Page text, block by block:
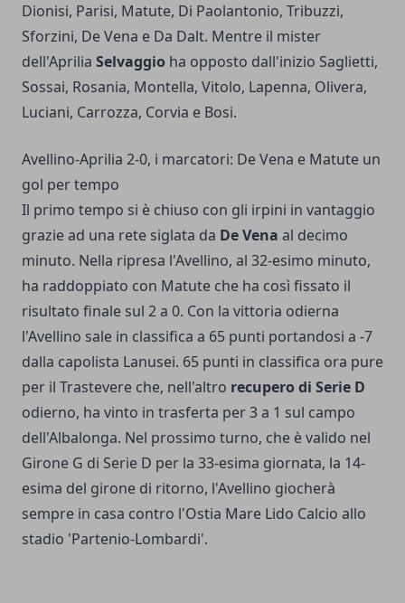
Dionisi, Parisi, Matute, Di Paolantonio, Tribuzzi,
Sforzini, De Vena e Da Dalt. Mentre il mister
dell'Aprilia Selvaggio ha opposto dall'inizio Saglietti,
Sossai, Rosania, Montella, Vitolo, Lapenna, Olivera,
Luciani, Carrozza, Corvia e Bosi.
Avellino-Aprilia 2-0, i marcatori: De Vena e Matute un
gol per tempo
Il primo tempo si è chiuso con gli irpini in vantaggio
grazie ad una rete siglata da De Vena al decimo
minuto. Nella ripresa l'Avellino, al 32-esimo minuto,
ha raddoppiato con Matute che ha così fissato il
risultato finale sul 2 a 0. Con la vittoria odierna
l'Avellino sale in classifica a 65 punti portandosi a -7
dalla capolista Lanusei. 65 punti in classifica ora pure
per il Trastevere che, nell'altro recupero di Serie D
odierno, ha vinto in trasferta per 3 a 1 sul campo
dell'Albalonga. Nel prossimo turno, che è valido nel
Girone G di Serie D per la 33-esima giornata, la 14-
esima del girone di ritorno, l'Avellino giocherà
sempre in casa contro l'Ostia Mare Lido Calcio allo
stadio 'Partenio-Lombardi'.